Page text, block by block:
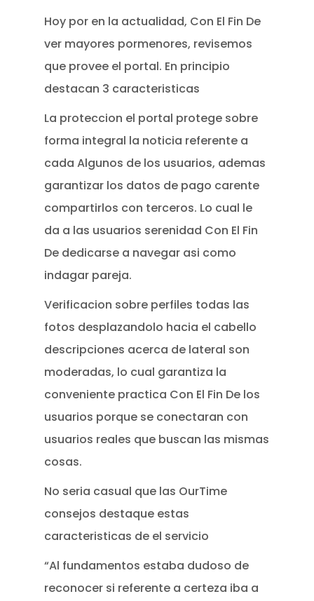
Hoy por en la actualidad, Con El Fin De
ver mayores pormenores, revisemos
que provee el portal. En principio
destacan 3 caracteristicas
La proteccion el portal protege sobre
forma integral la noticia referente a
cada Algunos de los usuarios, ademas
garantizar los datos de pago carente
compartirlos con terceros. Lo cual le
da a las usuarios serenidad Con El Fin
De dedicarse a navegar asi­ como
indagar pareja.
Verificacion sobre perfiles todas las
fotos desplazandolo hacia el cabello
descripciones acerca de lateral son
moderadas, lo cual garantiza la
conveniente practica Con El Fin De los
usuarios porque se conectaran con
usuarios reales que buscan las mismas
cosas.
No seri­a casual que las OurTime
consejos destaque estas
caracteristicas de el servicio
“Al fundamentos estaba dudoso de
reconocer si referente a certeza iba a